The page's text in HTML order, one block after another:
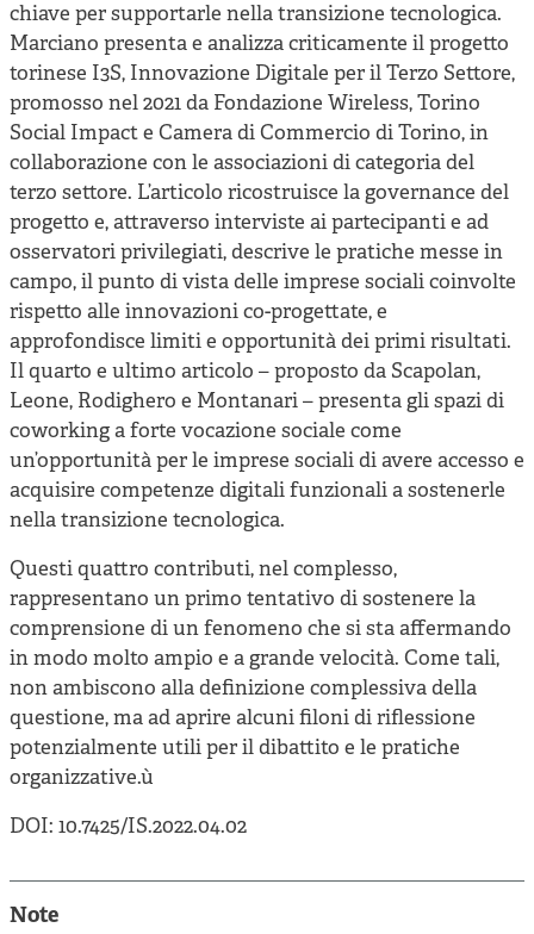
chiave per supportarle nella transizione tecnologica.
Marciano presenta e analizza criticamente il progetto
torinese I3S, Innovazione Digitale per il Terzo Settore,
promosso nel 2021 da Fondazione Wireless, Torino
Social Impact e Camera di Commercio di Torino, in
collaborazione con le associazioni di categoria del
terzo settore. L’articolo ricostruisce la governance del
progetto e, attraverso interviste ai partecipanti e ad
osservatori privilegiati, descrive le pratiche messe in
campo, il punto di vista delle imprese sociali coinvolte
rispetto alle innovazioni co-progettate, e
approfondisce limiti e opportunità dei primi risultati.
Il quarto e ultimo articolo – proposto da Scapolan,
Leone, Rodighero e Montanari – presenta gli spazi di
coworking a forte vocazione sociale come
un’opportunità per le imprese sociali di avere accesso e
acquisire competenze digitali funzionali a sostenerle
nella transizione tecnologica.
Questi quattro contributi, nel complesso,
rappresentano un primo tentativo di sostenere la
comprensione di un fenomeno che si sta affermando
in modo molto ampio e a grande velocità. Come tali,
non ambiscono alla definizione complessiva della
questione, ma ad aprire alcuni filoni di riflessione
potenzialmente utili per il dibattito e le pratiche
organizzative.ù
DOI: 10.7425/IS.2022.04.02
Note